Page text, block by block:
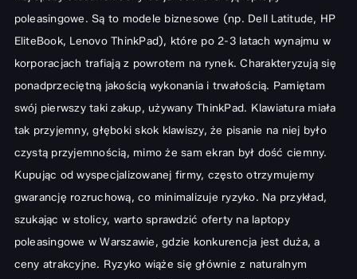
poleasingowe. Są to modele biznesowe (np. Dell Latitude, HP
EliteBook, Lenovo ThinkPad), które po 2-3 latach wynajmu w
korporacjach trafiają z powrotem na rynek. Charakteryzują się
ponadprzeciętną jakością wykonania i trwałością. Pamiętam
swój pierwszy taki zakup, używany ThinkPad. Klawiatura miała
tak przyjemny, głęboki skok klawiszy, że pisanie na niej było
czystą przyjemnością, mimo że sam ekran był dość ciemny.
Kupując od wyspecjalizowanej firmy, często otrzymujemy
gwarancję rozruchową, co minimalizuje ryzyko. Na przykład,
szukając w stolicy, warto sprawdzić oferty na laptopy
poleasingowe w Warszawie, gdzie konkurencja jest duża, a
ceny atrakcyjne. Ryzyko wiąże się głównie z naturalnym